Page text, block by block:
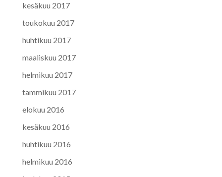
kesäkuu 2017
toukokuu 2017
huhtikuu 2017
maaliskuu 2017
helmikuu 2017
tammikuu 2017
elokuu 2016
kesäkuu 2016
huhtikuu 2016
helmikuu 2016